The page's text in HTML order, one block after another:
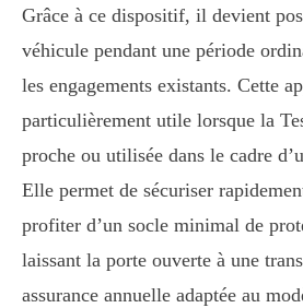
Grâce à ce dispositif, il devient
véhicule pendant une période
les engagements existants. Cette
particulièrement utile lorsque la
proche ou utilisée dans le cadre
Elle permet de sécuriser
profiter d’un socle minimal de
laissant la porte ouverte à une
assurance annuelle adaptée au